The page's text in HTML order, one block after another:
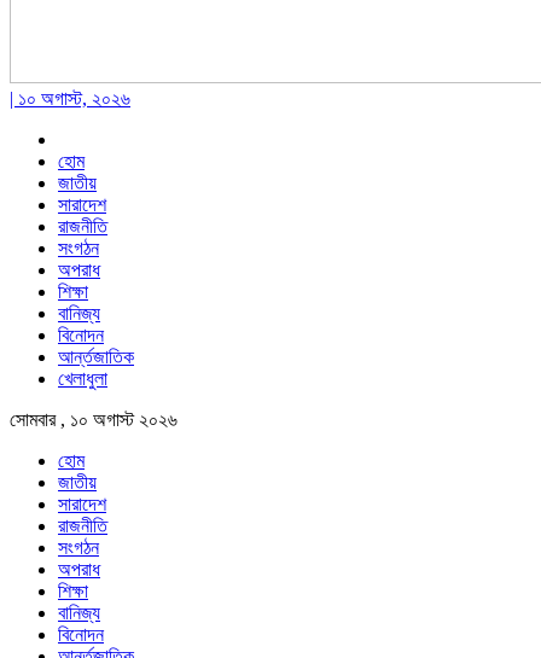
| ১০ অগাস্ট, ২০২৬
হোম
জাতীয়
সারাদেশ
রাজনীতি
সংগঠন
অপরাধ
শিক্ষা
বানিজ্য
বিনোদন
আর্ন্তজাতিক
খেলাধুলা
সোমবার , ১০ অগাস্ট ২০২৬
হোম
জাতীয়
সারাদেশ
রাজনীতি
সংগঠন
অপরাধ
শিক্ষা
বানিজ্য
বিনোদন